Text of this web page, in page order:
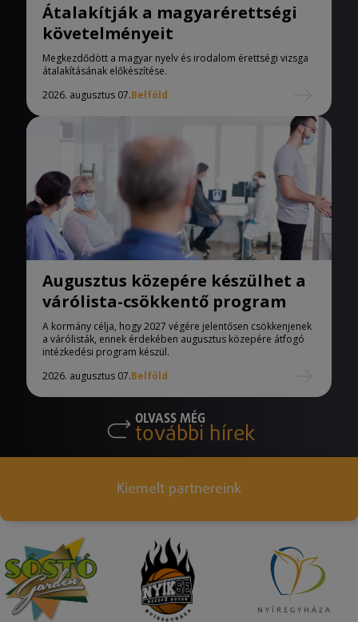
Átalakítják a magyarérettségi
követelményeit
Megkezdődött a magyar nyelv és irodalom érettségi vizsga
átalakításának előkészítése.
2026. augusztus 07.Belföld
Augusztus közepére készülhet a
várólista-csökkentő program
A kormány célja, hogy 2027 végére jelentősen csökkenjenek
a várólisták, ennek érdekében augusztus közepére átfogó
intézkedési program készül.
2026. augusztus 07.Belföld
OLVASS MÉG
további hírek
Kiemelt partnereink